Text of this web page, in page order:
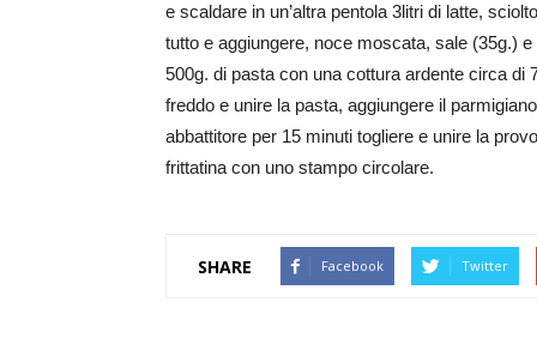
e scaldare in un’altra pentola 3litri di latte,
tutto e aggiungere, noce moscata, sale (35g.)
500g. di pasta con una cottura ardente circa di
freddo e unire la pasta, aggiungere il
abbattitore per 15 minuti togliere e unire la
frittatina con uno stampo circolare.
SHARE Facebook Twitter